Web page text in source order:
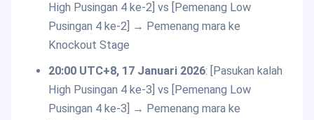
High Pusingan 4 ke-2] vs [Pemenang Low
Pusingan 4 ke-2] → Pemenang mara ke
Knockout Stage
20:00 UTC+8, 17 Januari 2026: [Pasukan kalah
High Pusingan 4 ke-3] vs [Pemenang Low
Pusingan 4 ke-3] → Pemenang mara ke